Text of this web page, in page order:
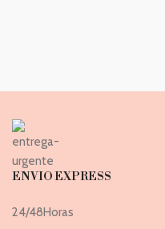
ENVIO EXPRESS
24/48Horas